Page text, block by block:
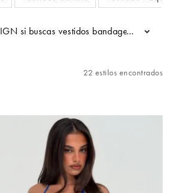
buscas vestidos bandage cortos
...
22 estilos encontrados